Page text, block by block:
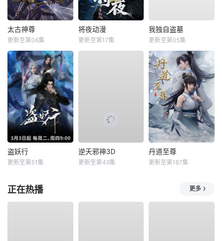
太古神尊
更新至第06集
将夜动漫
更新至第17集
我独自盗墓
更新至第05集
盗妖行
更新至第51集
逆天邪神3D
更新至第49集
丹道至尊
更新至第187集
正在热播 更多